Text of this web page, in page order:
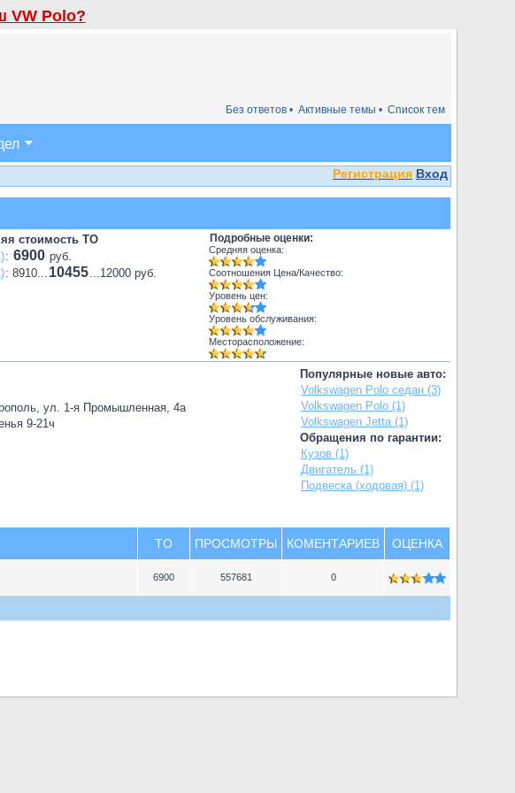
VW Polo?
Список тем
Активные темы •
Без ответов •
Регистрация Вход
стоимость ТО
: 6900 руб.
: 8910... 10455...12000 руб.
Подробные оценки:
Средняя оценка:
Соотношения Цена/Качество:
Уровень цен:
Уровень обслуживания:
Месторасположение:
Популярные новые авто:
Volkswagen Polo седан (3)
Volkswagen Polo (1)
Volkswagen Jetta (1)
Обращения по гарантии:
Кузов (1)
Двигатель (1)
Подвеска (ходовая) (1)
ул. 1-я Промышленная, 4а
9-21ч
TO ПРОСМОТРЫ КОМЕНТАРИЕВ ОЦЕНКА
6900 557681 0